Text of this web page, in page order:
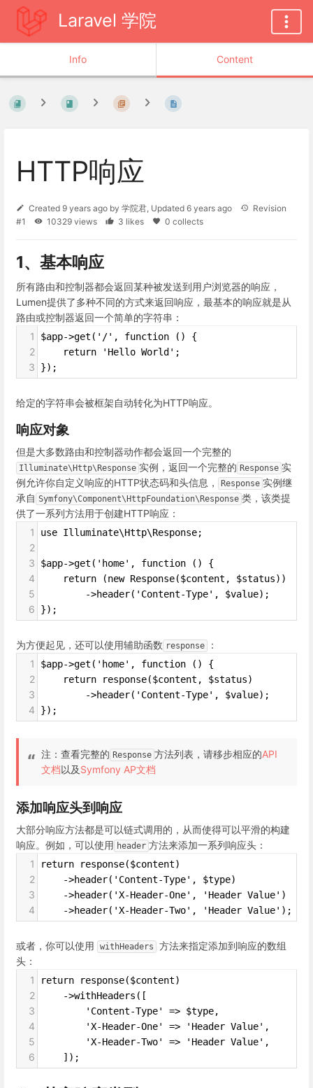
Laravel 学院
Info Content
HTTP响应
Created 9 years ago by 学院君, Updated 6 years ago
Revision
#1
10329 views 3 likes 0 collects
1、基本响应
所有路由和控制器都会返回某种被发送到用户浏览器的响应，
Lumen提供了多种不同的方式来返回响应，最基本的响应就是从
路由或控制器返回一个简单的字符串：
1
$app->get('/', function () {
2
    return 'Hello World';
3 });
给定的字符串会被框架自动转化为HTTP响应。
响应对象
但是大多数路由和控制器动作都会返回一个完整的
Illuminate\Http\Response 实例，返回一个完整的 Response 实
例允许你自定义响应的HTTP状态码和头信息，
Response 实例继
承自 Symfony\Component\HttpFoundation\Response 类，该类提
供了一系列方法用于创建HTTP响应：
1
use Illuminate\Http\Response;
2
3
$app->get('home', function () {
4
    return (new Response($content, $status))
5
        ->header('Content-Type', $value);
6 });
为方便起见，还可以使用辅助函数 response
：
1
$app->get('home', function () {
2
    return response($content, $status)
3
        ->header('Content-Type', $value);
4 });
注：查看完整的 Response 方法列表，请移步相应的API
文档以及Symfony AP文档
添加响应头到响应
大部分响应方法都是可以链式调用的，从而使得可以平滑的构建
响应。例如，可以使用 header 方法来添加一系列响应头：
1
return response($content)
2
    ->header('Content-Type', $type)
3
    ->header('X-Header-One', 'Header Value')
4
    ->header('X-Header-Two', 'Header Value');
或者，你可以使用 withHeaders
方法来指定添加到响应的数组
头：
1
return response($content)
2
    ->withHeaders([
3
        'Content-Type' => $type,
4
        'X-Header-One' => 'Header Value',
5
        'X-Header-Two' => 'Header Value',
6
    ]);